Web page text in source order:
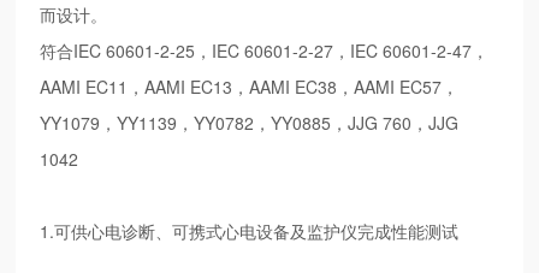
而设计。
符合IEC 60601-2-25，IEC 60601-2-27，IEC 60601-2-47，
AAMI EC11，AAMI EC13，AAMI EC38，AAMI EC57，
YY1079，YY1139，YY0782，YY0885，JJG 760，JJG
1042
1.可供心电诊断、可携式心电设备及监护仪完成性能测试